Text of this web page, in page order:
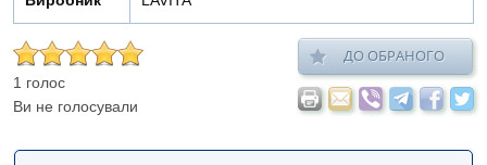
1 голос
Ви не голосували
ДО ОБРАНОГО